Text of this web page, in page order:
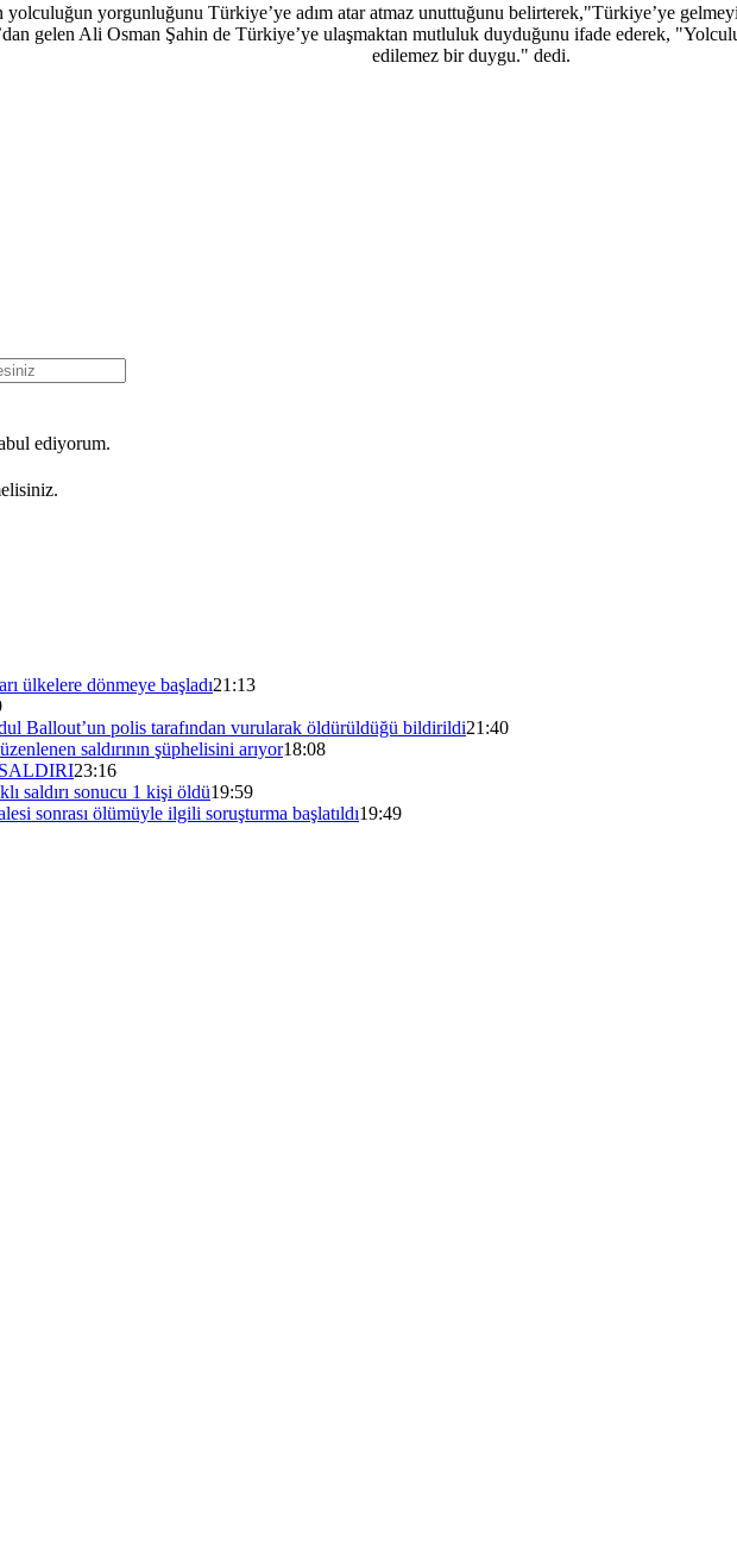
yorgunluğunu Türkiye’ye adım atar atmaz unuttuğunu belirterek,"Türkiye’ye
gelen Ali Osman Şahin de Türkiye’ye ulaşmaktan mutluluk duyduğunu ifade ederek,
edilemez bir duygu." dedi.
ediyorum.
ülkelere dönmeye başladı21:13
Ballout’un polis tarafından vurularak öldürüldüğü bildirildi21:40
saldırının şüphelisini arıyor18:08
23:16
saldırı sonucu 1 kişi öldü19:59
sonrası ölümüyle ilgili soruşturma başlatıldı19:49